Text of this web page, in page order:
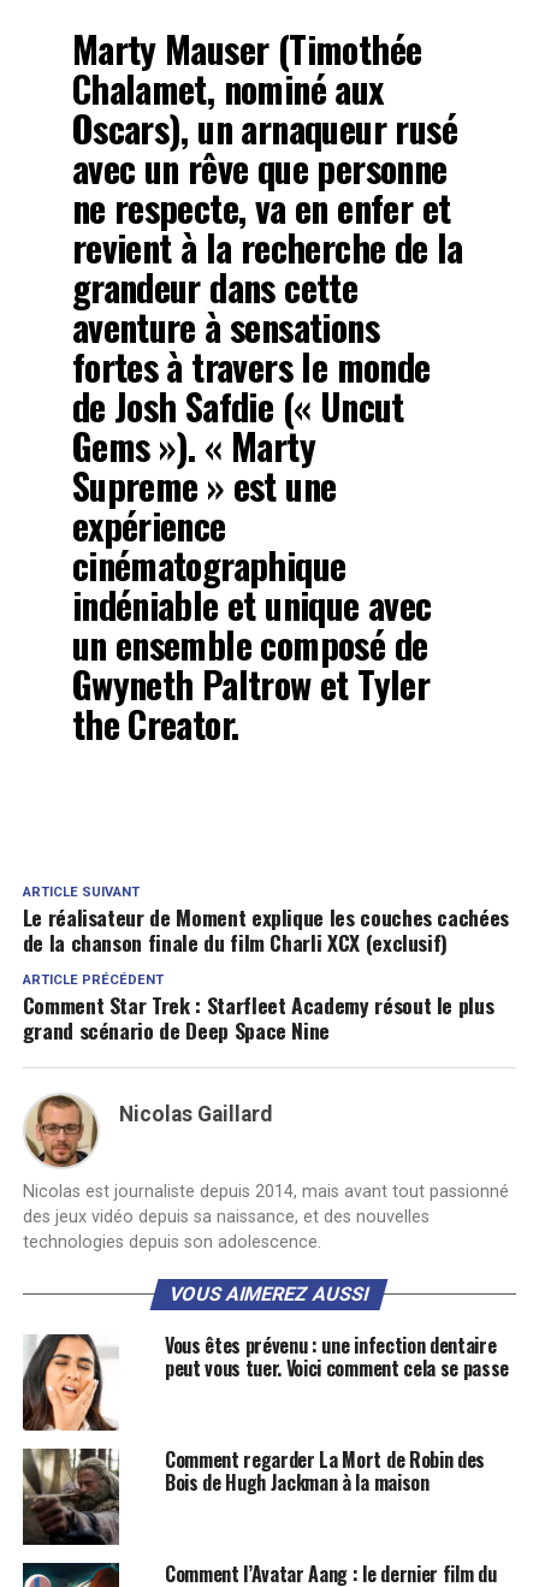
Marty Mauser (Timothée
Chalamet, nominé aux
Oscars), un arnaqueur rusé
avec un rêve que personne
ne respecte, va en enfer et
revient à la recherche de la
grandeur dans cette
aventure à sensations
fortes à travers le monde
de Josh Safdie (« Uncut
Gems »). « Marty
Supreme » est une
expérience
cinématographique
indéniable et unique avec
un ensemble composé de
Gwyneth Paltrow et Tyler
the Creator.
ARTICLE SUIVANT
Le réalisateur de Moment explique les couches cachées
de la chanson finale du film Charli XCX (exclusif)
ARTICLE PRÉCÉDENT
Comment Star Trek : Starfleet Academy résout le plus
grand scénario de Deep Space Nine
Nicolas Gaillard
Nicolas est journaliste depuis 2014, mais avant tout passionné
des jeux vidéo depuis sa naissance, et des nouvelles
technologies depuis son adolescence.
VOUS AIMEREZ AUSSI
Vous êtes prévenu : une infection dentaire
peut vous tuer. Voici comment cela se passe
Comment regarder La Mort de Robin des
Bois de Hugh Jackman à la maison
Comment l’Avatar Aang : le dernier film du